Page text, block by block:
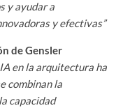
y ayudar a
y efectivas”
de Gensler
en la arquitectura ha
combinan la
capacidad